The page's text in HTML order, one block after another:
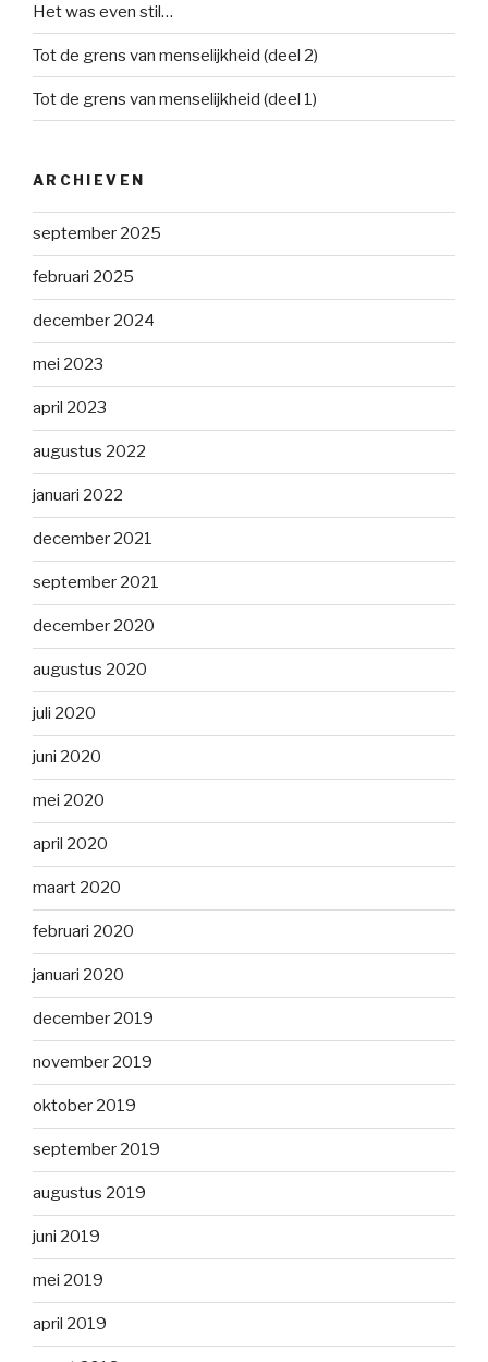
Het was even stil…
Tot de grens van menselijkheid (deel 2)
Tot de grens van menselijkheid (deel 1)
ARCHIEVEN
september 2025
februari 2025
december 2024
mei 2023
april 2023
augustus 2022
januari 2022
december 2021
september 2021
december 2020
augustus 2020
juli 2020
juni 2020
mei 2020
april 2020
maart 2020
februari 2020
januari 2020
december 2019
november 2019
oktober 2019
september 2019
augustus 2019
juni 2019
mei 2019
april 2019